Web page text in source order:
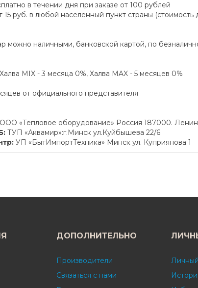
в течении дня при заказе от 100 рублей
15 руб. в любой населенный пункт страны
можно наличными, банковской картой, по
MIX - 3 месяца 0%, Халва MAX - 5 месяцев 0%
от официального представителя
ООО «Тепловое оборудование» Россия 187000.
ТУП «Аквамир»:г.Минск ул.Куйбышева 22/6
УП «БытИмпортТехника» Минск ул. Куприянова 1
ДОПОЛНИТЕЛЬНО
Производители
Связаться с нами